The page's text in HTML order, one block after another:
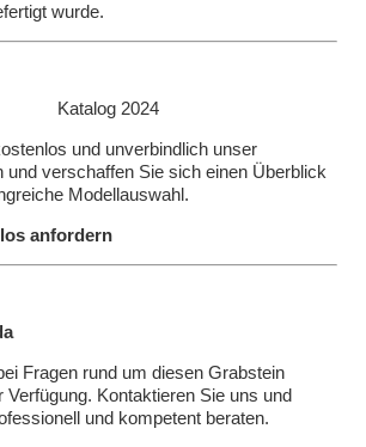
wurde.
und unverbindlich unser
und verschaffen Sie sich einen Überblick
Modellauswahl.
anfordern
Fragen rund um diesen Grabstein
Verfügung. Kontaktieren Sie uns und
und kompetent beraten.